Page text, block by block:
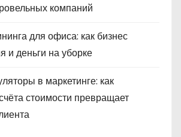
компаний
для офиса: как бизнес
и деньги на уборке
в маркетинге: как
стоимости превращает